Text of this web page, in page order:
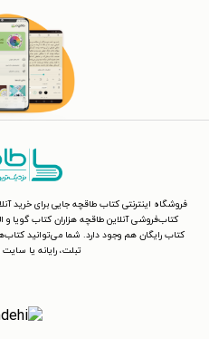
فروشگاه اینترنتی کتاب طاقچه جایی برای خرید
کتاب‌فروشی آنلاین طاقچه هزاران کتاب گویا
کتاب رایگان هم وجود دارد. شما می‌توانید
تبلت، رایانه یا